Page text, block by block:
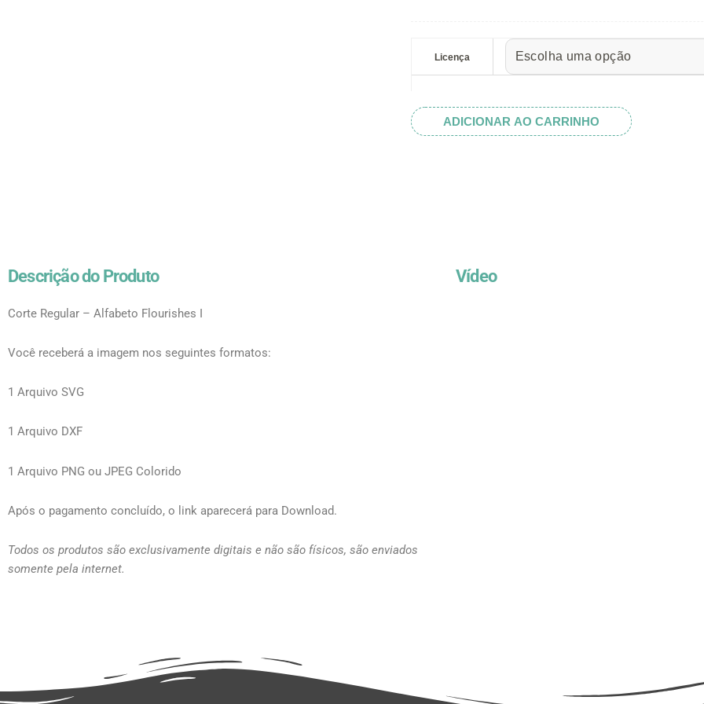
através
R$ 32.82
Licença
ADICIONAR AO CARRINHO
Descrição do Produto
Corte Regular – Alfabeto Flourishes I
Você receberá a imagem nos seguintes formatos:
1 Arquivo SVG
1 Arquivo DXF
1 Arquivo PNG ou JPEG Colorido
Após o pagamento concluído, o link aparecerá para Download.
Todos os produtos são exclusivamente digitais e não são físicos, são enviados
somente pela internet.
Vídeo